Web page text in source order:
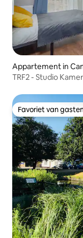
Appartement in
TRF2 - Studio
Favoriet van
Favoriet van